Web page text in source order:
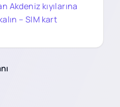
Akdeniz kıyılarına
– SIM kart